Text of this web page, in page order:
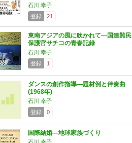
石川 幸子
登録
21
東南アジアの風に吹かれて―国連難民
保護官サチコの青春記録
石川 幸子
登録
1
ダンスの創作指導―題材例と伴奏曲
(1968年)
石川 幸子
登録
0
国際結婚―地球家族づくり